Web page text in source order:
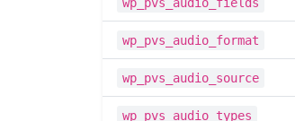
wp_pvs_audio_format
wp_pvs_audio_source
wp_pvs_audio_types